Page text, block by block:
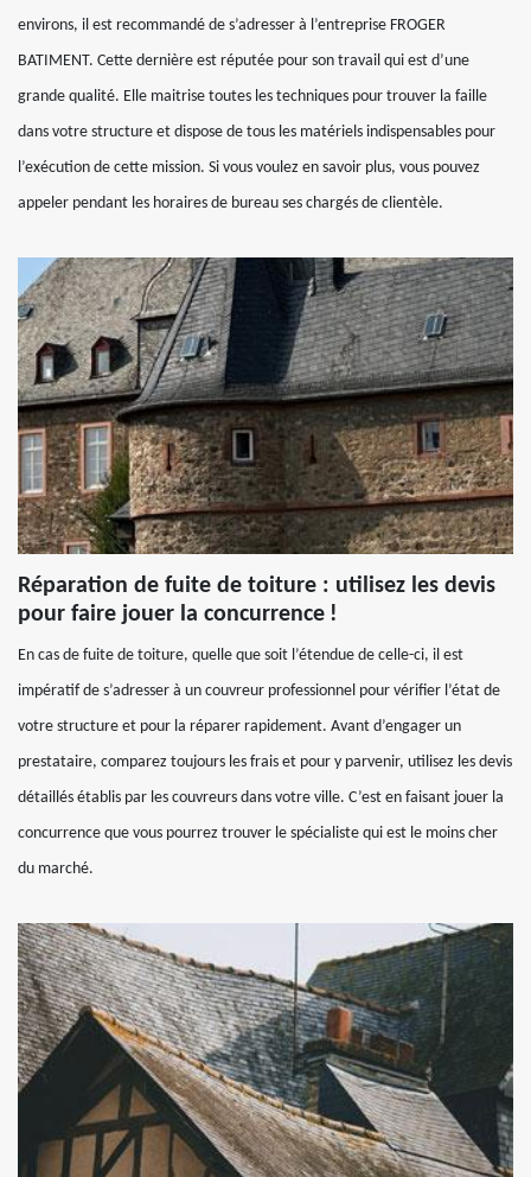
environs, il est recommandé de s’adresser à l’entreprise FROGER
BATIMENT. Cette dernière est réputée pour son travail qui est d’une
grande qualité. Elle maitrise toutes les techniques pour trouver la faille
dans votre structure et dispose de tous les matériels indispensables pour
l’exécution de cette mission. Si vous voulez en savoir plus, vous pouvez
appeler pendant les horaires de bureau ses chargés de clientèle.
Réparation de fuite de toiture : utilisez les devis
pour faire jouer la concurrence !
En cas de fuite de toiture, quelle que soit l’étendue de celle-ci, il est
impératif de s’adresser à un couvreur professionnel pour vérifier l’état de
votre structure et pour la réparer rapidement. Avant d’engager un
prestataire, comparez toujours les frais et pour y parvenir, utilisez les devis
détaillés établis par les couvreurs dans votre ville. C’est en faisant jouer la
concurrence que vous pourrez trouver le spécialiste qui est le moins cher
du marché.